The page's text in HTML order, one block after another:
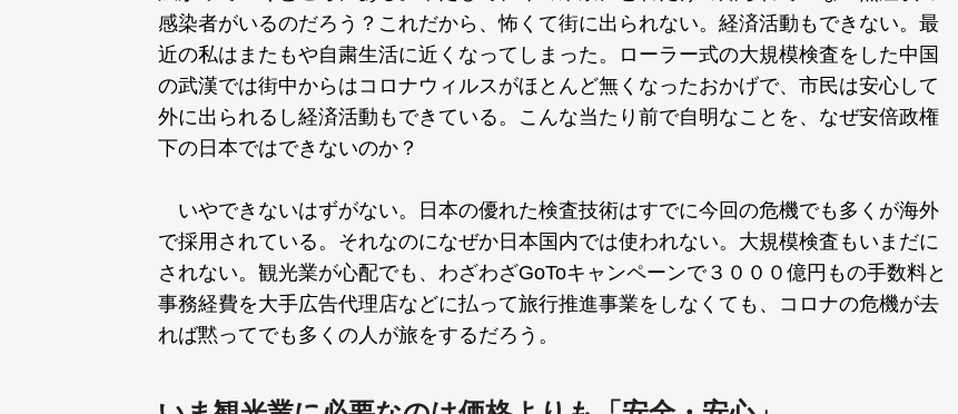
感染者がいるのだろう？これだから、怖くて街に出られない。経済活動もできない。最
近の私はまたもや自粛生活に近くなってしまった。ローラー式の大規模検査をした中国
の武漢では街中からはコロナウィルスがほとんど無くなったおかげで、市民は安心して
外に出られるし経済活動もできている。こんな当たり前で自明なことを、なぜ安倍政権
下の日本ではできないのか？
いやできないはずがない。日本の優れた検査技術はすでに今回の危機でも多くが海外
で採用されている。それなのになぜか日本国内では使われない。大規模検査もいまだに
されない。観光業が心配でも、わざわざGoToキャンペーンで３０００億円もの手数料と
事務経費を大手広告代理店などに払って旅行推進事業をしなくても、コロナの危機が去
れば黙ってでも多くの人が旅をするだろう。